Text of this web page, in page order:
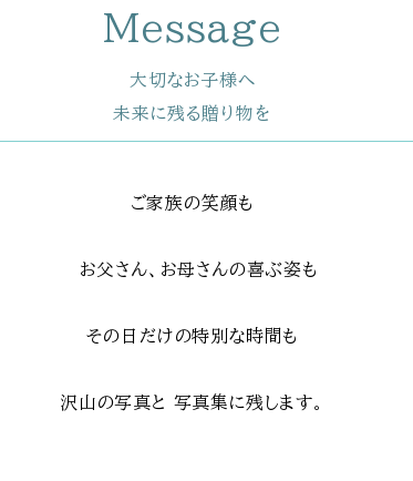
Message
大切なお子様へ
未来に残る贈り物を
ご家族の笑顔も
お父さん、お母さんの喜ぶ姿も
その日だけの特別な時間も
沢山の写真と 写真集に残します。